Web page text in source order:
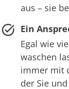
aus – sie
Ein
Egal wie
waschen
immer mit
der Sie